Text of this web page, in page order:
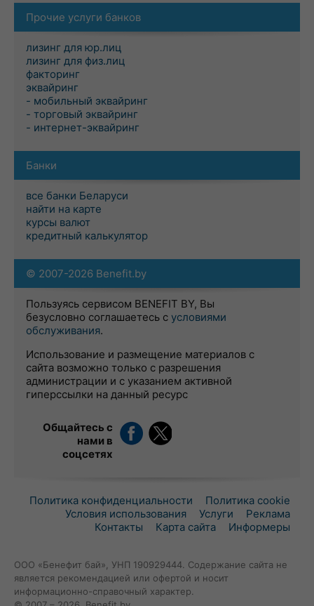
Прочие услуги банков
лизинг для юр.лиц
лизинг для физ.лиц
факторинг
эквайринг
- мобильный эквайринг
- торговый эквайринг
- интернет-эквайринг
Банки
все банки Беларуси
найти на карте
курсы валют
кредитный калькулятор
© 2007-2026 Benefit.by
Пользуясь сервисом BENEFIT BY, Вы
безусловно соглашаетесь с условиями
обслуживания.
Использование и размещение материалов с
сайта возможно только с разрешения
администрации и с указанием активной
гиперссылки на данный ресурс
Общайтесь с
нами в
соцсетях
Политика конфиденциальности
Политика cookie
Условия использования
Услуги
Реклама
Контакты
Карта сайта Информеры
ООО «Бенефит бай», УНП 190929444. Содержание сайта не
является рекомендацией или офертой и носит
информационно-справочный характер.